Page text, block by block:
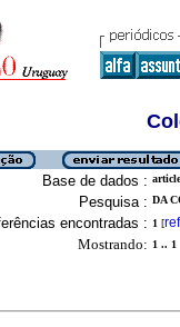
Base de dados : article
Pesquisa : DA
encontradas : 1 [
Mostrando: 1 .. 1